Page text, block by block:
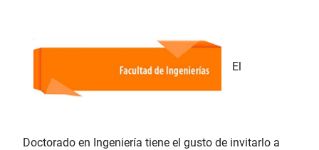
El
Doctorado en Ingeniería tiene el gusto de invitarlo a